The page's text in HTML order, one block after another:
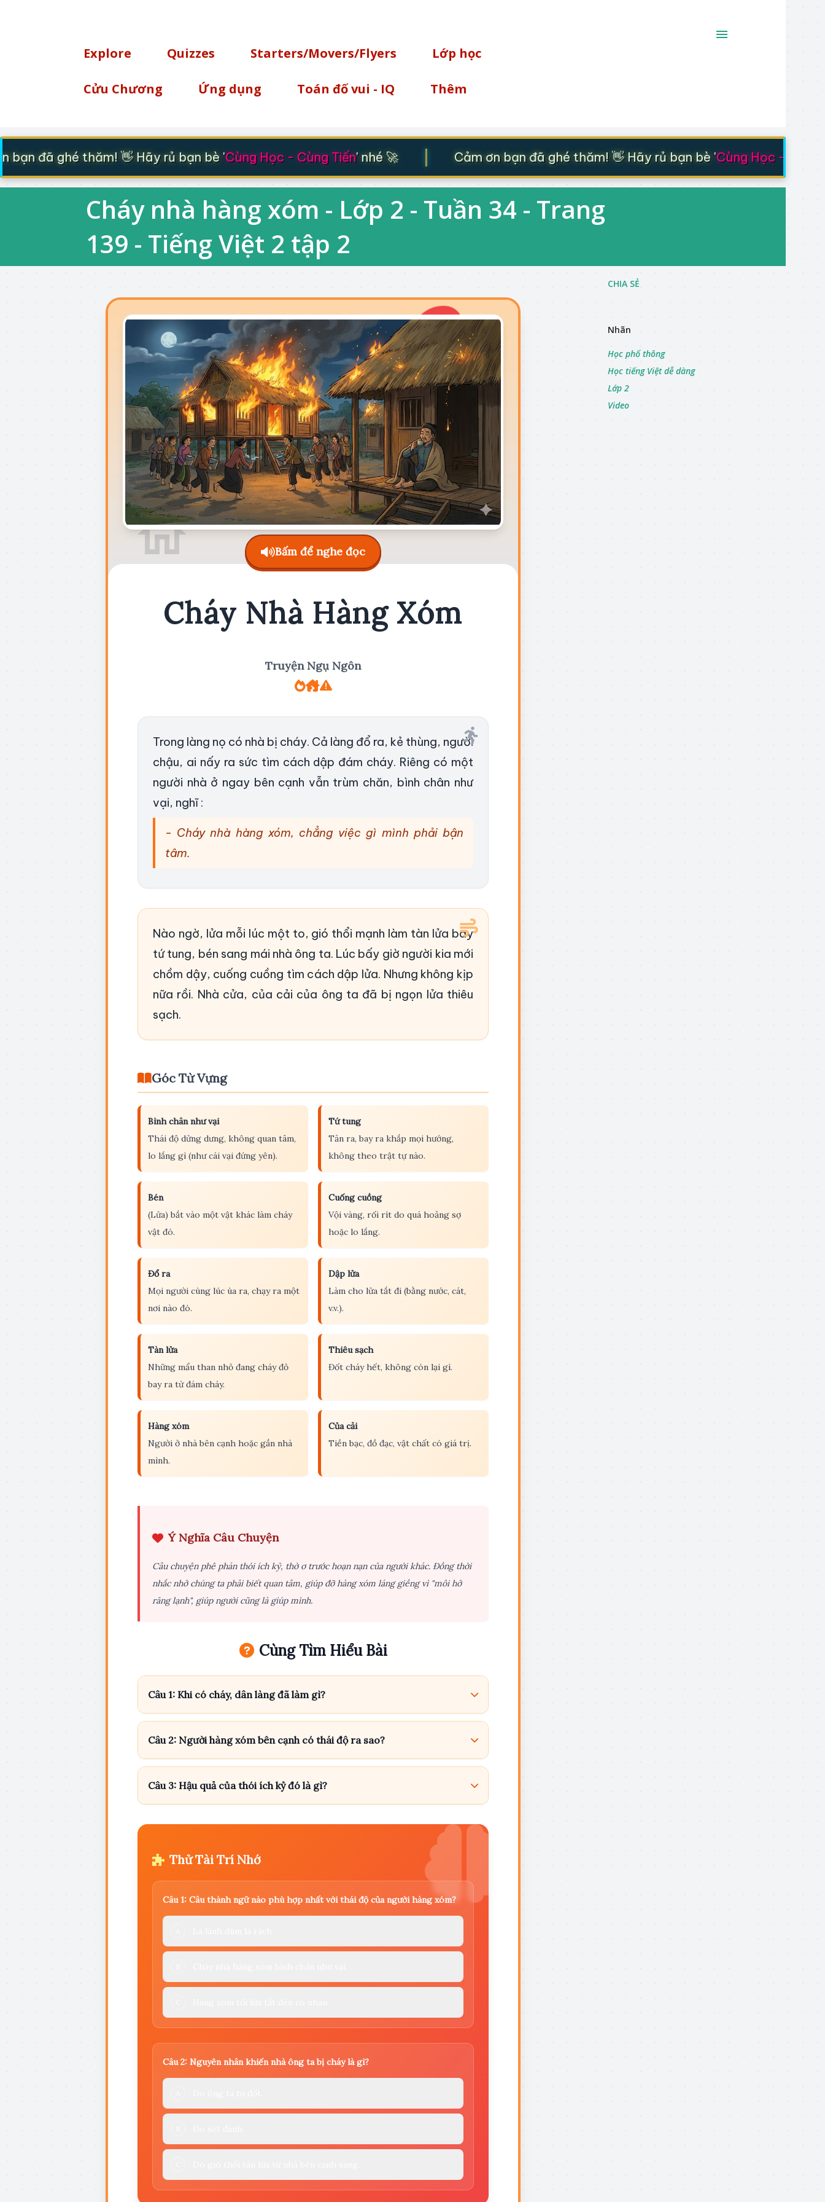
Explore
Quizzes Starters/Movers/Flyers Lớp học
Cửu Chương Ứng dụng Toán đố vui - IQ Thêm
đã ghé thăm! 👋 Hãy rủ bạn bè 'Cùng Học - Cùng Tiến' nhé 🚀 Cảm ơn bạn đã ghé thăm! 👋 Hãy rủ bạn bè 'Cùng Học - Cùng
Cháy nhà hàng xóm - Lớp 2 - Tuần 34 - Trang
139 - Tiếng Việt 2 tập 2
Bấm để nghe đọc
Cháy Nhà Hàng Xóm
Truyện Ngụ Ngôn
Trong làng nọ có nhà bị cháy. Cả làng đổ ra, kẻ thùng, người
chậu, ai nấy ra sức tìm cách dập đám cháy. Riêng có một
người nhà ở ngay bên cạnh vẫn trùm chăn, bình chân như
vại, nghĩ :
- Cháy nhà hàng xóm, chẳng việc gì mình phải bận
tâm.
Nào ngờ, lửa mỗi lúc một to, gió thổi mạnh làm tàn lửa bay
tứ tung, bén sang mái nhà ông ta. Lúc bấy giờ người kia mới
chồm dậy, cuống cuồng tìm cách dập lửa. Nhưng không kịp
nữa rồi. Nhà cửa, của cải của ông ta đã bị ngọn lửa thiêu
sạch.
Góc Từ Vựng
Bình chân như vại
Thái độ dửng dưng, không quan tâm,
lo lắng gì (như cái vại đứng yên).
Tứ tung
Tản ra, bay ra khắp mọi hướng,
không theo trật tự nào.
Bén
(Lửa) bắt vào một vật khác làm cháy
vật đó.
Cuống cuồng
Vội vàng, rối rít do quá hoảng sợ
hoặc lo lắng.
Đổ ra
Mọi người cùng lúc ùa ra, chạy ra một
nơi nào đó.
Dập lửa
Làm cho lửa tắt đi (bằng nước, cát,
v.v.).
Tàn lửa
Những mẩu than nhỏ đang cháy đỏ
bay ra từ đám cháy.
Thiêu sạch
Đốt cháy hết, không còn lại gì.
Hàng xóm
Người ở nhà bên cạnh hoặc gần nhà
mình.
Của cải
Tiền bạc, đồ đạc, vật chất có giá trị.
Ý Nghĩa Câu Chuyện
Câu chuyện phê phán thói ích kỷ, thờ ơ trước hoạn nạn của người khác. Đồng thời
nhắc nhở chúng ta phải biết quan tâm, giúp đỡ hàng xóm láng giềng vì "môi hở
răng lạnh", giúp người cũng là giúp mình.
Cùng Tìm Hiểu Bài
Câu 1: Khi có cháy, dân làng đã làm gì?
Câu 2: Người hàng xóm bên cạnh có thái độ ra sao?
Câu 3: Hậu quả của thói ích kỷ đó là gì?
Thử Tài Trí Nhớ
Câu 1: Câu thành ngữ nào phù hợp nhất với thái độ của người hàng xóm?
Câu 2: Nguyên nhân khiến nhà ông ta bị cháy là gì?
CHIA SẺ
Nhãn
Học phổ thông
Học tiếng Việt dễ dàng
Lớp 2
Video